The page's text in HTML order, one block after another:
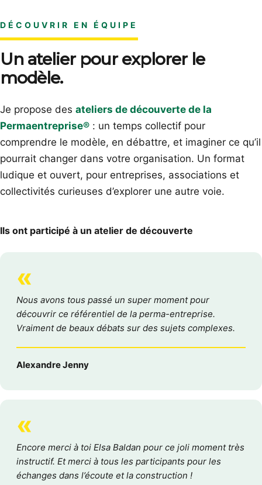
DÉCOUVRIR EN ÉQUIPE
Un atelier pour explorer le
modèle.
Je propose des ateliers de découverte de la
Permaentreprise® : un temps collectif pour
comprendre le modèle, en débattre, et imaginer ce qu’il
pourrait changer dans votre organisation. Un format
ludique et ouvert, pour entreprises, associations et
collectivités curieuses d’explorer une autre voie.
Ils ont participé à un atelier de découverte
«
Nous avons tous passé un super moment pour
découvrir ce référentiel de la perma-entreprise.
Vraiment de beaux débats sur des sujets complexes.
Alexandre Jenny
«
Encore merci à toi Elsa Baldan pour ce joli moment très
instructif. Et merci à tous les participants pour les
échanges dans l’écoute et la construction !